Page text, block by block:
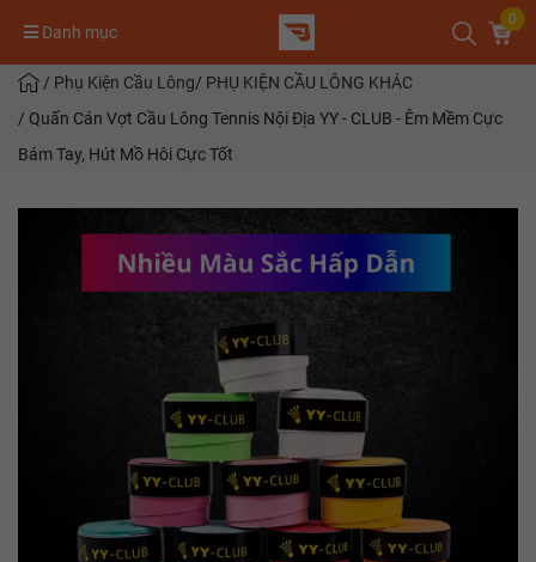
Danh mục
0
/ Phụ Kiện Cầu Lông/ PHỤ KIỆN CẦU LÔNG KHÁC
/ Quấn Cán Vợt Cầu Lông Tennis Nội Địa YY - CLUB - Êm Mềm Cực
Bám Tay, Hút Mồ Hôi Cực Tốt